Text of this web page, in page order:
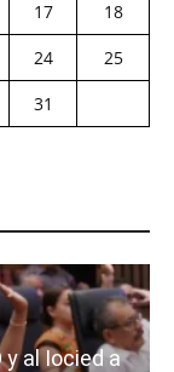
17
18
24
25
31
y al Iocied a